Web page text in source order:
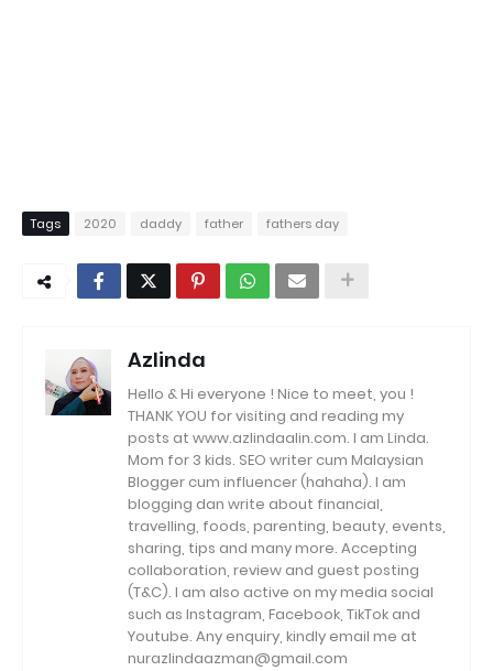
Tags 2020 daddy father fathers day
Azlinda
Hello & Hi everyone ! Nice to meet, you !
THANK YOU for visiting and reading my
posts at www.azlindaalin.com. I am Linda.
Mom for 3 kids. SEO writer cum Malaysian
Blogger cum influencer (hahaha). I am
blogging dan write about financial,
travelling, foods, parenting, beauty, events,
sharing, tips and many more. Accepting
collaboration, review and guest posting
(T&C). I am also active on my media social
such as Instagram, Facebook, TikTok and
Youtube. Any enquiry, kindly email me at
nurazlindaazman@gmail.com